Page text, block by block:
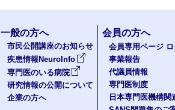
一般の方へ
市民公開講座のお知らせ
疾患情報NeuroInfo
専門医のいる病院
研究情報の公開について
企業の方へ
会員の方へ
会員専用ページ
事業報告
代議員情報
専門医制度
日本専門医機構関